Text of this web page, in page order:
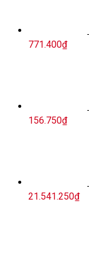
771.400₫
156.750₫
21.541.250₫